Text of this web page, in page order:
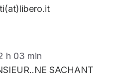
h 03 min
SACHANT